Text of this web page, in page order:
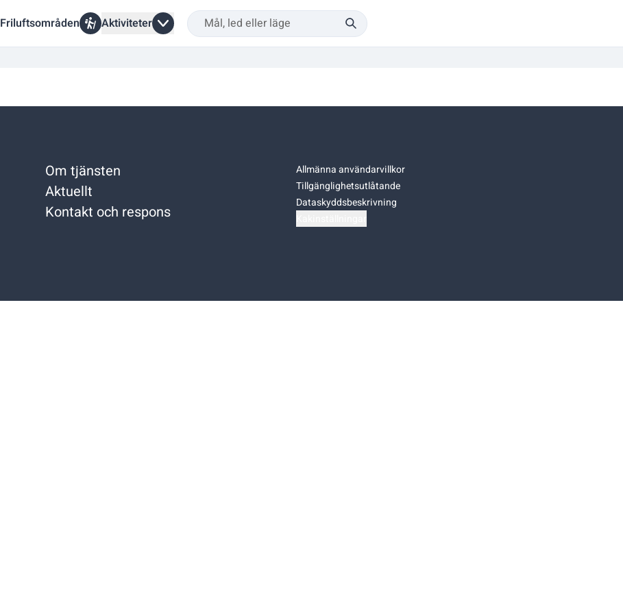
Friluftsområden Aktiviteter
Om tjänsten
Aktuellt
Kontakt och respons
Allmänna användarvillkor
Tillgänglighetsutlåtande
Dataskyddsbeskrivning